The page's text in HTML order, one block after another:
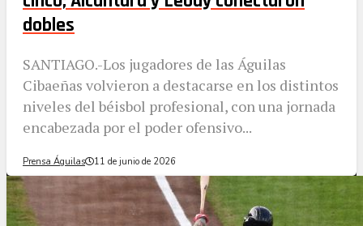
dobles
SANTIAGO.-Los jugadores de las Águilas
Cibaeñas volvieron a destacarse en los distintos
niveles del béisbol profesional, con una jornada
encabezada por el poder ofensivo...
Prensa Águilas 11 de junio de 2026